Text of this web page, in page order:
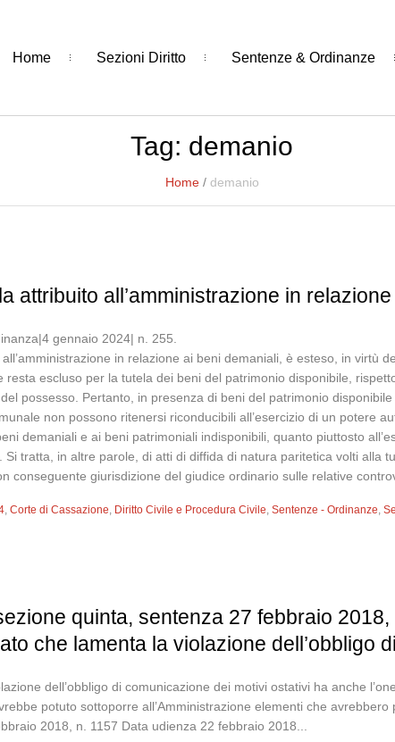
Home Sezioni Diritto Sentenze & Ordinanze
Tag: demanio
Home / demanio
attribuito all’amministrazione in
gennaio 2024| n. 255.
in relazione ai beni demaniali, è esteso, in virtù
resta escluso per la tutela dei beni del patrimonio disponibile,
possesso. Pertanto, in presenza di beni del patrimonio
non possono ritenersi riconducibili all’esercizio di un potere
demaniali e ai beni patrimoniali indisponibili, quanto piuttosto
tratta, in altre parole, di atti di diffida di natura paritetica volti alla
conseguente giurisdizione del giudice ordinario sulle relative
,Corte di Cassazione, Diritto Civile e Procedura Civile,Sentenze - Ordinanze,
quinta, sentenza 27 febbraio
che lamenta la violazione dell’obbligo
dell’obbligo di comunicazione dei motivi ostativi ha anche
potuto sottoporre all’Amministrazione elementi che
2018, n. 1157 Data udienza 22 febbraio 2018...